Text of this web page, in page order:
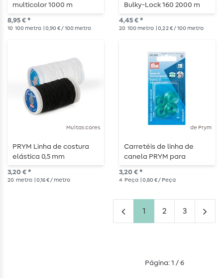
multicolor 1000 m
8,95 € *
10 100 metro | 0,90 € / 100 metro
Bulky-Lock 160 2000 m
4,45 € *
20 100 metro | 0,22 € / 100 metro
Muitas cores
PRYM Linha de costura
elástica 0,5 mm
3,20 € *
20 metro | 0,16 € / metro
de Prym
Carretéis de linha de
canela PRYM para
gancho horizontal
21.6mm
3,20 € *
4 Peça | 0,80 € / Peça
1 2 3
Página: 1 / 6